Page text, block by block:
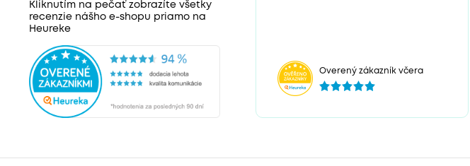
Kliknutím na pečať zobrazíte všetky
recenzie nášho e-shopu priamo na
Heureke
Overený zákazník včera